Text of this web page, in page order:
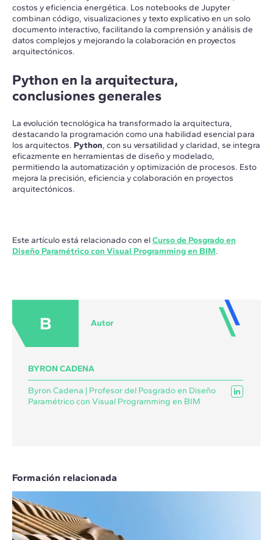
costos y eficiencia energética. Los notebooks de Jupyter
combinan código, visualizaciones y texto explicativo en un solo
documento interactivo, facilitando la comprensión y análisis de
datos complejos y mejorando la colaboración en proyectos
arquitectónicos.
Python en la arquitectura,
conclusiones generales
La evolución tecnológica ha transformado la arquitectura,
destacando la programación como una habilidad esencial para
los arquitectos. Python, con su versatilidad y claridad, se integra
eficazmente en herramientas de diseño y modelado,
permitiendo la automatización y optimización de procesos. Esto
mejora la precisión, eficiencia y colaboración en proyectos
arquitectónicos.
Este artículo está relacionado con elCurso de Posgrado en
Diseño Paramétrico con Visual Programming en BIM.
B Autor
BYRON CADENA
Byron Cadena | Profesor del Posgrado en Diseño
Paramétrico con Visual Programming en BIM
Formación relacionada